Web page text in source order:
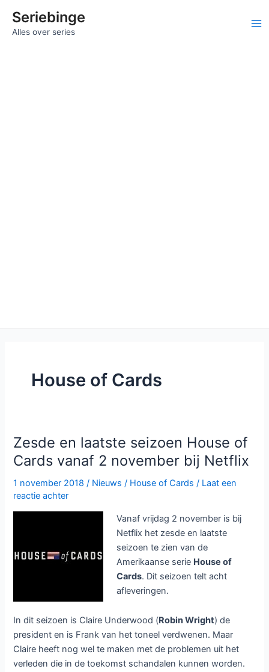
naarSeriebinge
Alles over series
House of Cards
Zesde en laatste seizoen House of
Cards vanaf 2 november bij Netflix
1 november 2018/ Nieuws / House of Cards / Laat een
reactie achter
Vanaf vrijdag 2 november is bij
Netflix het zesde en laatste
seizoen te zien van de
Amerikaanse serie House of
Cards. Dit seizoen telt acht
afleveringen.
In dit seizoen is Claire Underwood (Robin Wright) de
president en is Frank van het toneel verdwenen. Maar
Claire heeft nog wel te maken met de problemen uit het
verleden die in de toekomst schandalen kunnen worden.